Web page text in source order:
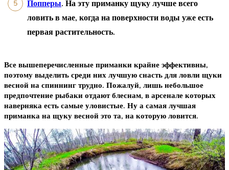
Попперы. На эту приманку щуку лучше всего
ловить в мае, когда на поверхности воды уже есть
первая растительность.
Все вышеперечисленные приманки крайне эффективны,
поэтому выделить среди них лучшую снасть для ловли щуки
весной на спиннинг трудно. Пожалуй, лишь небольшое
предпочтение рыбаки отдают блеснам, в арсенале которых
наверняка есть самые уловистые. Ну а самая лучшая
приманка на щуку весной это та, на которую ловится.